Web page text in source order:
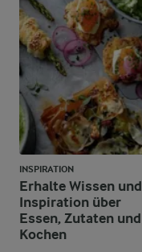
INSPIRATION
Erhalte Wissen und
Inspiration über
Essen, Zutaten und
Kochen